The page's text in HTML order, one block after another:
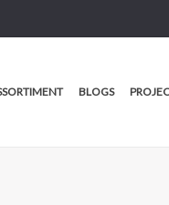
BLOGS